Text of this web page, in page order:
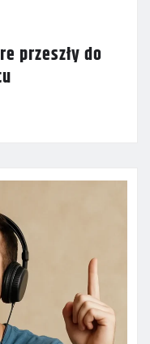
przeszły do